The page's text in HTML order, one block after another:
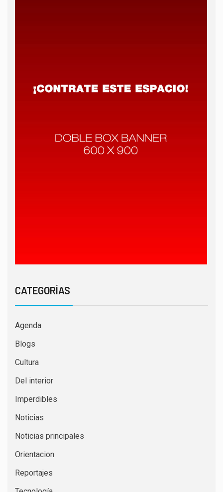
CATEGORÍAS
Agenda
Blogs
Cultura
Del interior
Imperdibles
Noticias
Noticias principales
Orientacion
Reportajes